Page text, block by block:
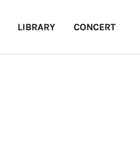
LIBRARY CONCERT